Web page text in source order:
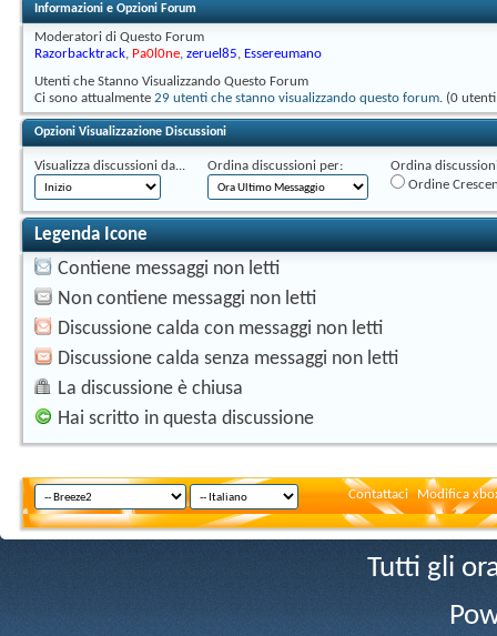
Informazioni e Opzioni Forum
Moderatori di Questo Forum
Razorbacktrack, Pa0l0ne, zeruel85, Essereumano
Utenti che Stanno Visualizzando Questo Forum
Ci sono attualmente 29 utenti che stanno visualizzando questo forum. (0
Opzioni Visualizzazione Discussioni
Visualizza discussioni da... Ordina discussioni per:
Ordina
Ordine
Legenda Icone
Contiene messaggi non letti
Non contiene messaggi non letti
Discussione calda con messaggi non letti
Discussione calda senza messaggi non letti
La discussione è chiusa
Hai scritto in questa discussione
Contattaci Modifica
Tutti gli